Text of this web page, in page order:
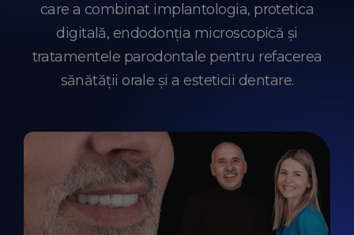
care a combinat implantologia, protetica
digitală, endodonția microscopică și
tratamentele parodontale pentru refacerea
sănătății orale și a esteticii dentare.